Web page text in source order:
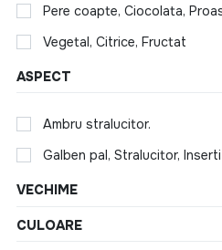
Vegetal, Citrice, Fructat
ASPECT
Ambru stralucitor.
VECHIME
CULOARE